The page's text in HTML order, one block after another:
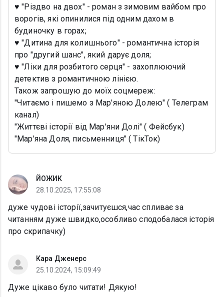
♥️ "Різдво на двох" - роман з зимовим вайбом про
ворогів, які опинилися під одним дахом в
будиночку в горах;
♥️ "Дитина для колишнього" - романтична історія
про "другий шанс", який дарує доля;
♥️ "Ліки для розбитого серця" - захоплюючий
детектив з романтичною лінією.
Також запрошую до моїх соцмереж:
"Читаємо і пишемо з Мар'яною Долею" ( Телеграм
канал)
"Життєві історії від Мар'яни Долі" ( Фейсбук)
"Мар'яна Доля, письменниця" ( ТікТок)
ЙОЖИК
28.10.2025, 17:55:08
дуже чудові історії,зачитуєшся,час спливає за
читанням дуже швидко,особливо сподобалася історія
про скрипачку)
Кара Дженерс
25.10.2024, 15:09:49
Дуже цікаво було читати! Дякую!